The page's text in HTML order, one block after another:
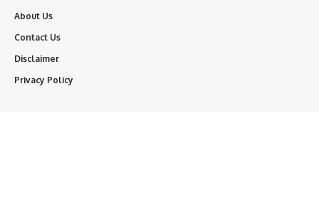
About Us
Contact Us
Disclaimer
Privacy Policy